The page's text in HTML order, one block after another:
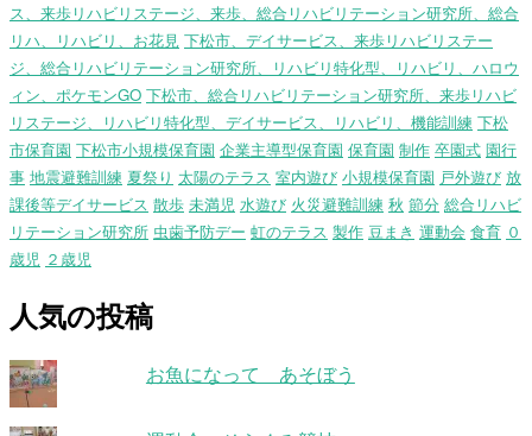
ス、来歩リハビリステージ、来歩、総合リハビリテーション研究所、総合
リハ、リハビリ、お花見 下松市、デイサービス、来歩リハビリステー
ジ、総合リハビリテーション研究所、リハビリ特化型、リハビリ、ハロウ
ィン、ポケモンGO 下松市、総合リハビリテーション研究所、来歩リハビ
リステージ、リハビリ特化型、デイサービス、リハビリ、機能訓練 下松
市保育園 下松市小規模保育園 企業主導型保育園 保育園 制作 卒園式 園行
事 地震避難訓練 夏祭り 太陽のテラス 室内遊び 小規模保育園 戸外遊び 放
課後等デイサービス 散歩 未満児 水遊び 火災避難訓練 秋 節分 総合リハビ
リテーション研究所 虫歯予防デー 虹のテラス 製作 豆まき 運動会 食育 ０
歳児 ２歳児
人気の投稿
お魚になって あそぼう